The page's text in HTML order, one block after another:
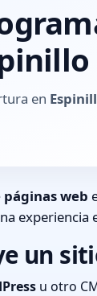
en
páginas web
experiencia
un
u otro